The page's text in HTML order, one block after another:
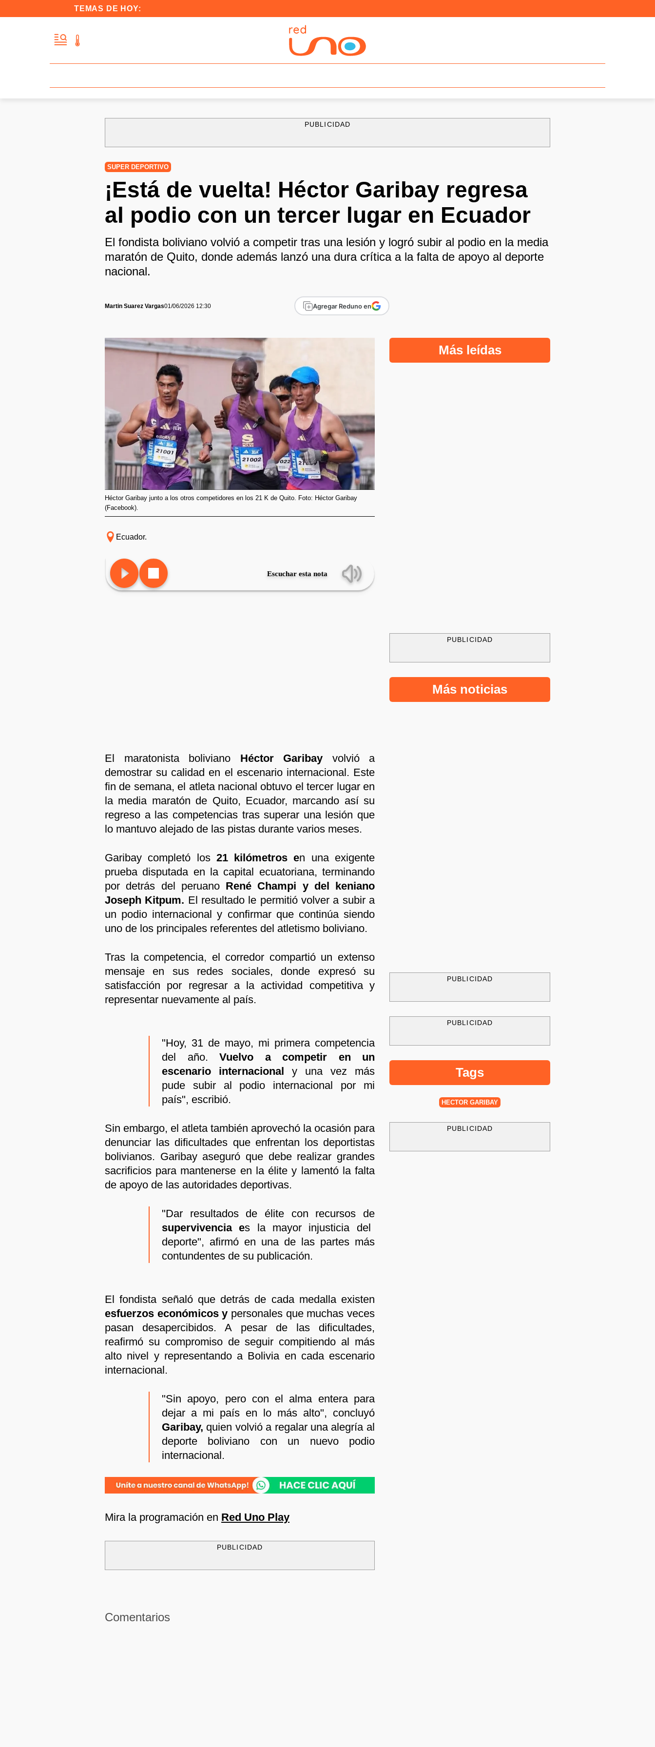
TEMAS DE HOY:
PUBLICIDAD
SUPER DEPORTIVO
¡Está de vuelta! Héctor Garibay regresa
al podio con un tercer lugar en Ecuador
El fondista boliviano volvió a competir tras una lesión y logró subir al podio en la media
maratón de Quito, donde además lanzó una dura crítica a la falta de apoyo al deporte
nacional.
Martin Suarez Vargas01/06/2026 12:30 Agregar Reduno en
Héctor Garibay junto a los otros competidores en los 21 K de Quito. Foto: Héctor Garibay
(Facebook).
Ecuador.
Escuchar esta nota
El maratonista boliviano Héctor Garibay volvió a
demostrar su calidad en el escenario internacional. Este
fin de semana, el atleta nacional obtuvo el tercer lugar en
la media maratón de Quito, Ecuador, marcando así su
regreso a las competencias tras superar una lesión que
lo mantuvo alejado de las pistas durante varios meses.
Garibay completó los21 kilómetros en una exigente
prueba disputada en la capital ecuatoriana, terminando
por detrás del peruano René Champi y del keniano
Joseph Kitpum. El resultado le permitió volver a subir a
un podio internacional y confirmar que continúa siendo
uno de los principales referentes del atletismo boliviano.
Tras la competencia, el corredor compartió un extenso
mensaje en sus redes sociales, donde expresó su
satisfacción por regresar a la actividad competitiva y
representar nuevamente al país.
"Hoy, 31 de mayo, mi primera competencia
del año. Vuelvo a competir en un
escenario internacional y una vez más
pude subir al podio internacional por mi
país", escribió.
Sin embargo, el atleta también aprovechó la ocasión para
denunciar las dificultades que enfrentan los deportistas
bolivianos. Garibay aseguró que debe realizar grandes
sacrificios para mantenerse en la élite y lamentó la falta
de apoyo de las autoridades deportivas.
"Dar resultados de élite con recursos de
supervivencia es la mayor injusticia del
deporte", afirmó en una de las partes más
contundentes de su publicación.
El fondista señaló que detrás de cada medalla existen
esfuerzos económicos y personales que muchas veces
pasan desapercibidos. A pesar de las dificultades,
reafirmó su compromiso de seguir compitiendo al más
alto nivel y representando a Bolivia en cada escenario
internacional.
"Sin apoyo, pero con el alma entera para
dejar a mi país en lo más alto", concluyó
Garibay, quien volvió a regalar una alegría al
deporte boliviano con un nuevo podio
internacional.
Mira la programación en Red Uno Play
PUBLICIDAD
Comentarios
Más leídas
PUBLICIDAD
Más noticias
PUBLICIDAD
PUBLICIDAD
Tags
HÉCTOR GARIBAY
PUBLICIDAD